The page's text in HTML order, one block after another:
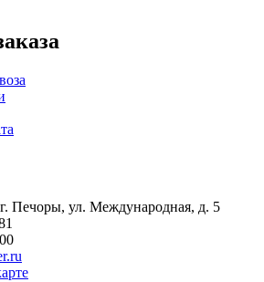
Печоры, ул. Международная, д. 5